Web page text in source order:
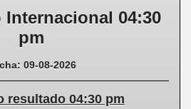
04:30
pm
09-08-2026
resultado 04:30 pm